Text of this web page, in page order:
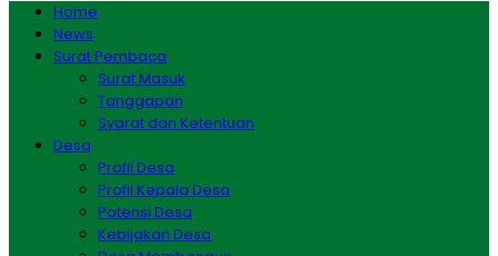
Home
News
Surat Pembaca
Surat Masuk
Tanggapan
Syarat dan Ketentuan
Desa
Profil Desa
Profil Kepala Desa
Potensi Desa
Kebijakan Desa